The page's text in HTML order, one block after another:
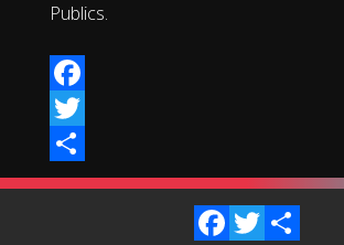
Publics.
Facebook
Twitter
Share